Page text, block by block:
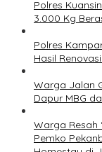
Polres
3.000 Kg
Polres
Hasil
Warga Jalan
Dapur MBG
Warga Resah
Pemko